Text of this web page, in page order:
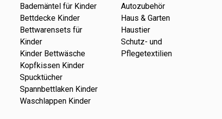
Bademäntel für Kinder
Bettdecke Kinder
Bettwarensets für
Kinder
Kinder Bettwäsche
Kopfkissen Kinder
Spucktücher
Spannbettlaken Kinder
Waschlappen Kinder
Autozubehör
Haus & Garten
Haustier
Schutz- und
Pflegetextilien